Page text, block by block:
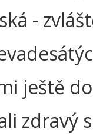
-
ještě
zdravý